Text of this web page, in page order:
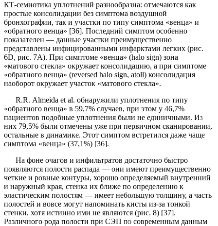
КТ-семиотика уплотнений разнообразна: отмечаются как
простые консолидации без симптома воздуш­ной
бронхографии, так и участки по типу симптома «венца» и
«обратного венца» [36]. Последний симптом особенно
показателен — данные участки преимущест­венно
представлены инфицированными инфарктами легких (рис.
6D, рис. 7A). При симптоме «венца» (halo sign) зона
«матового стекла» окружает консолидацию, а при симптоме
«обратного венца» (reversed halo sign, atoll) консолидация
наоборот окружает участок «мато­вого стекла».
R.R. Almeida et al. обнаружили уплотнения по типу
«обратного венца» в 59,7% случаев, при этом у 46,7%
пациентов подобные уплотнения были не единичны­ми. Из
них 79,5% были отмечены уже при первичном сканировании,
остальные в динамике. Этот симптом встретился даже чаще
симптома «венца» (37,1%) [36].
На фоне очагов и инфильтратов достаточно быстро
появляются полости распада — они имеют преимущес­твенно
четкие и ровные контуры, хорошо определя­емый внутренний
и наружный края, стенка их ближе по определению к
эластическим полостям — имеет небольшую толщину, а часть
полостей и вовсе могут напоминать кисты из-за тонкой
стенки, хотя истинно ими не являются (рис. 8) [37].
Различного рода полости при СЭП по современным данным